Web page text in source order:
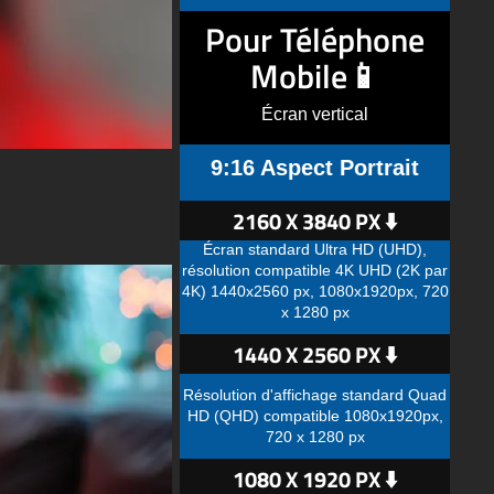
Pour Téléphone
Mobile📱
Écran vertical
9:16 Aspect Portrait
2160 X 3840 PX ⬇️
Écran standard Ultra HD (UHD),
résolution compatible 4K UHD (2K par
4K) 1440x2560 px, 1080x1920px, 720
x 1280 px
1440 X 2560 PX ⬇️
Résolution d'affichage standard Quad
HD (QHD) compatible 1080x1920px,
720 x 1280 px
1080 X 1920 PX ⬇️